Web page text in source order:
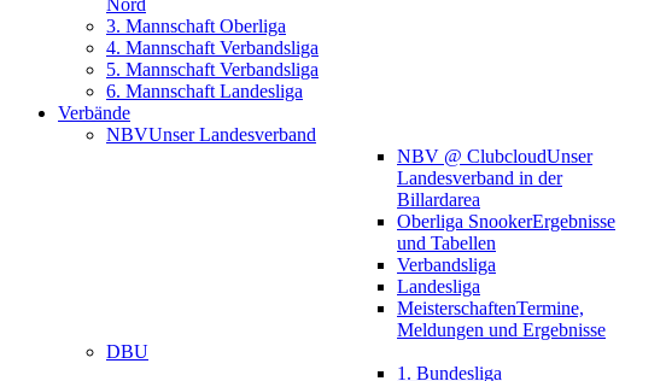
Nord
3. Mannschaft Oberliga
4. Mannschaft Verbandsliga
5. Mannschaft Verbandsliga
6. Mannschaft Landesliga
Verbände
NBVUnser Landesverband
NBV @ ClubcloudUnser
Landesverband in der
Billardarea
Oberliga SnookerErgebnisse
und Tabellen
Verbandsliga
Landesliga
MeisterschaftenTermine,
Meldungen und Ergebnisse
DBU
1. Bundesliga